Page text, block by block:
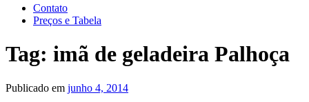
Contato
Preços e Tabela
Tag: imã de geladeira Palhoça
Publicado em junho 4, 2014